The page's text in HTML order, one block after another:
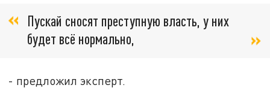
Пускай сносят преступную власть, у них
будет всё нормально,
- предложил эксперт.